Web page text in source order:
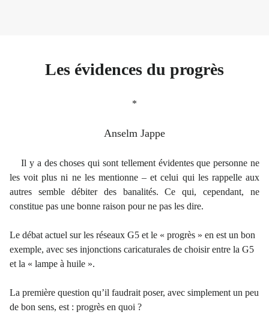
Les évidences du progrès
*
Anselm Jappe
Il y a des choses qui sont tellement évidentes que personne ne
les voit plus ni ne les mentionne – et celui qui les rappelle aux
autres semble débiter des banalités. Ce qui, cependant, ne
constitue pas une bonne raison pour ne pas les dire.
Le débat actuel sur les réseaux G5 et le « progrès » en est un bon
exemple, avec ses injonctions caricaturales de choisir entre la G5
et la « lampe à huile ».
La première question qu’il faudrait poser, avec simplement un peu
de bon sens, est : progrès en quoi ?